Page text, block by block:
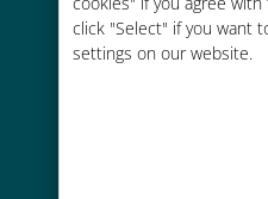
click "Select" if you want
settings on our website.